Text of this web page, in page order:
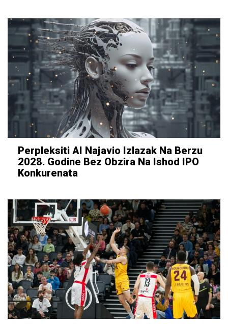
Perpleksiti AI Najavio Izlazak Na Berzu
2028. Godine Bez Obzira Na Ishod IPO
Konkurenata